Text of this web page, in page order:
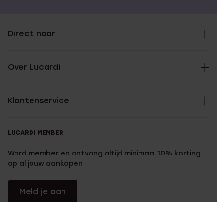
Direct naar
Over Lucardi
Klantenservice
LUCARDI MEMBER
Word member en ontvang altijd minimaal 10% korting
op al jouw aankopen
Meld je aan